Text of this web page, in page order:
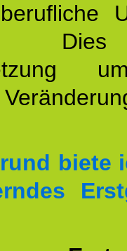
biete